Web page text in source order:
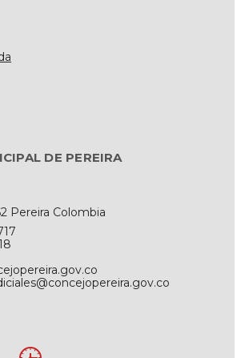
DE PEREIRA
Pereira Colombia